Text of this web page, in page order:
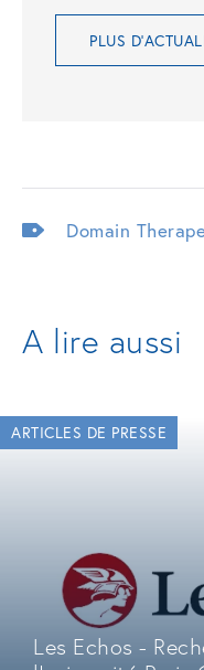
PLUS
Domain
A lire aussi
ARTICLES DE PRESSE
Les Echos -